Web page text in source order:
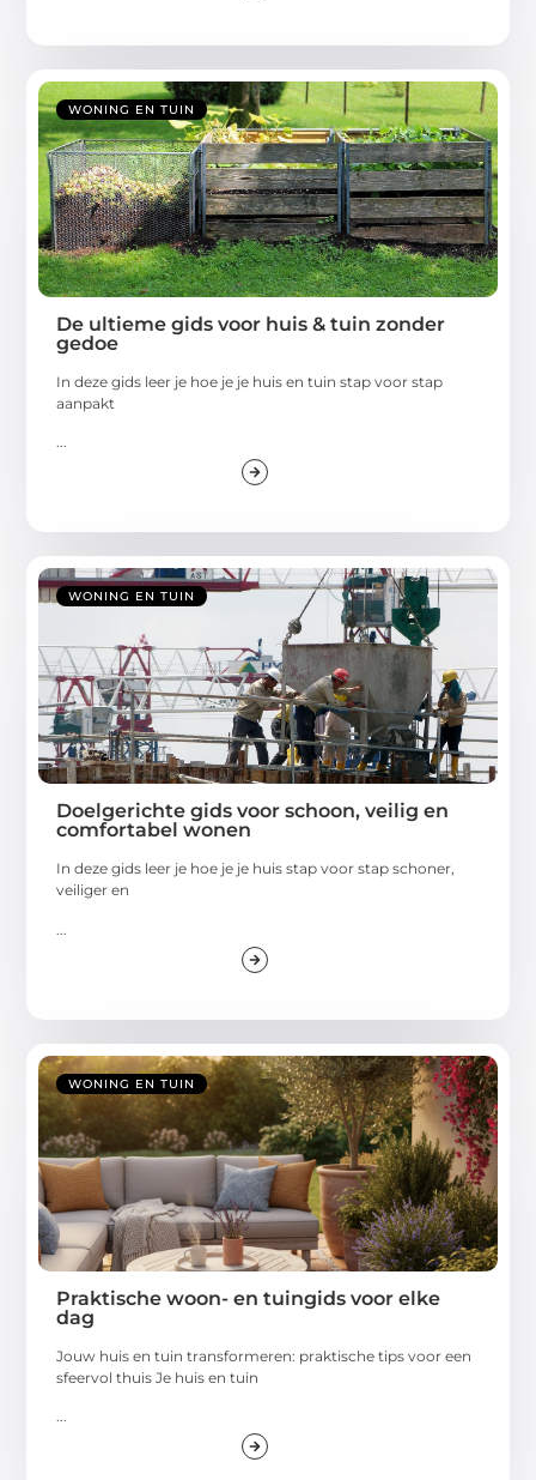
WONING EN TUIN
De ultieme gids voor huis & tuin zonder
gedoe
In deze gids leer je hoe je je huis en tuin stap voor stap
aanpakt
...
WONING EN TUIN
Doelgerichte gids voor schoon, veilig en
comfortabel wonen
In deze gids leer je hoe je je huis stap voor stap schoner,
veiliger en
WONING EN TUIN
Praktische woon- en tuingids voor elke
dag
Jouw huis en tuin transformeren: praktische tips voor een
sfeervol thuis Je huis en tuin
...